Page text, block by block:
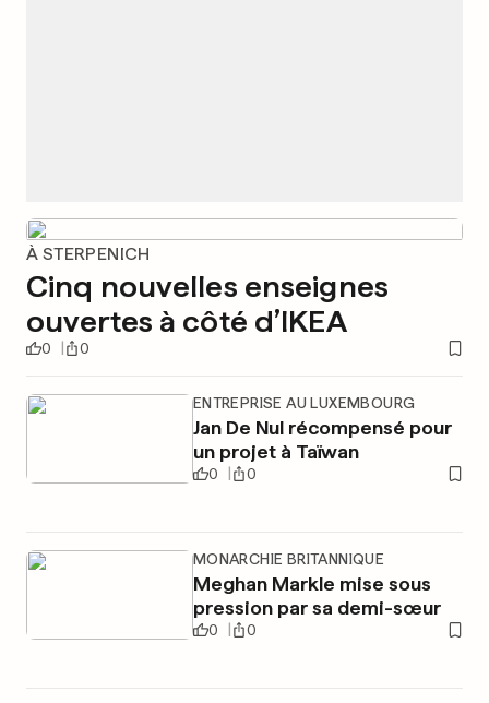
À STERPENICH
Cinq nouvelles enseignes
ouvertes à côté d’IKEA
0 0
ENTREPRISE AU LUXEMBOURG
Jan De Nul récompensé pour
un projet à Taïwan
0 0
MONARCHIE BRITANNIQUE
Meghan Markle mise sous
pression par sa demi-sœur
0 0